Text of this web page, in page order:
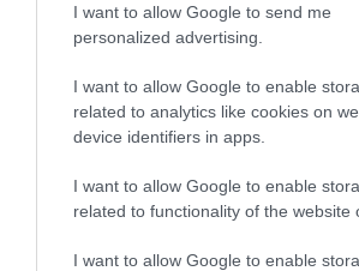
I want to allow Google to send me
personalized advertising.
I want to allow Google to enable
related to analytics like cookies on
device identifiers in apps.
I want to allow Google to enable
related to functionality of the website
I want to allow Google to enable
TÖBB MINT EGY
TELJESEN ÚJRAINDUL
2026. augusztus 07
DIGITÁLIS TANULÁS
2026. augusztus 07